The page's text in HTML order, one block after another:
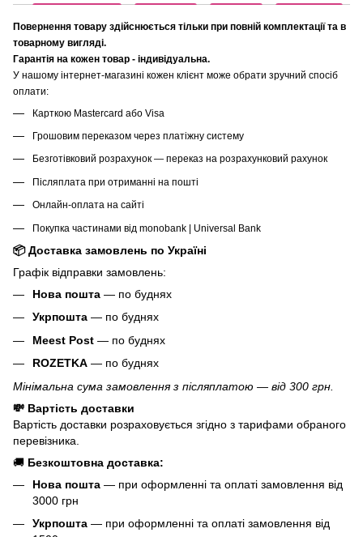
Повернення товару здійснюється тільки при повній комплектації та в
товарному вигляді.
Гарантія на кожен товар - індивідуальна.
У нашому інтернет-магазині кожен клієнт може обрати зручний спосіб
оплати:
Карткою Mastercard або Visa
Грошовим переказом через платіжну систему
Безготівковий розрахунок — переказ на розрахунковий рахунок
Післяплата при отриманні на пошті
Онлайн-оплата на сайті
Покупка частинами від monobank | Universal Bank
📦 Доставка замовлень по Україні
Графік відправки замовлень:
Нова пошта — по буднях
Укрпошта — по буднях
Meest Post — по буднях
ROZETKA — по буднях
Мінімальна сума замовлення з післяплатою — від 300 грн.
💸 Вартість доставки
Вартість доставки розраховується згідно з тарифами обраного
перевізника.
🚚 Безкоштовна доставка:
Нова пошта — при оформленні та оплаті замовлення від
3000 грн
Укрпошта — при оформленні та оплаті замовлення від